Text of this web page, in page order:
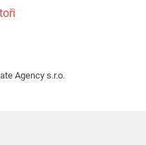
Agency s.r.o.